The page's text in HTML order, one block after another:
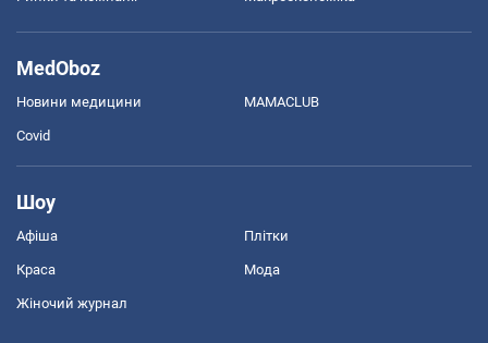
MedOboz
Новини медицини MAMACLUB
Covid
Шоу
Афіша Плітки
Краса Мода
Жіночий журнал